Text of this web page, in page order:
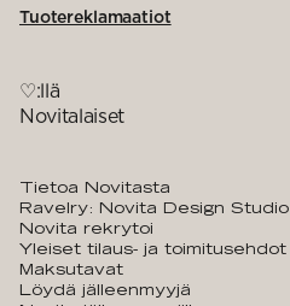
Tuotereklamaatiot
♡:llä
Novitalaiset
Tietoa Novitasta
Ravelry: Novita Design Studio
Novita rekrytoi
Yleiset tilaus- ja toimitusehdot
Maksutavat
Löydä jälleenmyyjä